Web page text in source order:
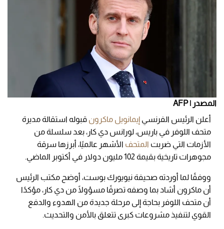
المصدر | AFP
أعلن الرئيس الفرنسي إيمانويل ماكرون قبوله استقالة مديرة
متحف اللوفر في باريس، لورانس دي كار، بعد سلسلة من
الأزمات التي ضربت المتحف الأشهر عالميًا، أبرزها سرقة
مجوهرات تاريخية بقيمة 102 مليون دولار في أكتوبر الماضي.
ووفقًا لما أوردته صحيفة نيويورك بوست، أوضح مكتب الرئيس
أن ماكرون أشاد بما وصفه تصرفًا مسؤولًا من دي كار، مؤكدًا
أن متحف اللوفر بحاجة إلى مرحلة جديدة من الهدوء والدفع
القوي لتنفيذ مشروعات كبرى تتعلق بالأمن والتحديث.